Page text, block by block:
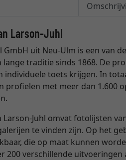
Larson-Juhl
GmbH uit Neu-Ulm is een
lange traditie sinds 1868. De
individuele toets krijgen. In
profielen met meer dan 1.600
Larson-Juhl omvat fotolijsten
te vinden zijn. Op het
die op maat kunnen
200 verschillende